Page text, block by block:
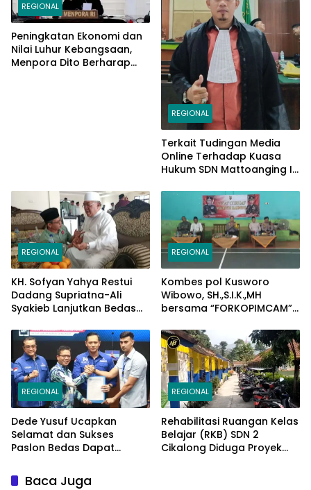
REGIONAL
Peningkatan Ekonomi dan
Nilai Luhur Kebangsaan,
Menpora Dito Berharap
REGIONAL
Terkait Tudingan Media
Online Terhadap Kuasa
Hukum SDN Mattoanging II
Mariso, Ini Penjelasannya
REGIONAL
KH. Sofyan Yahya Restui
Dadang Supriatna-Ali
Syakieb Lanjutkan Bedas
REGIONAL
Kombes pol Kusworo
Wibowo, SH.,S.I.K.,MH
bersama “FORKOPIMCAM”
Jum’at Curhat Jelang
Pemilu Serentak 2024
REGIONAL
Dede Yusuf Ucapkan
Selamat dan Sukses
Paslon Bedas Dapat
Pilbup Bandung
REGIONAL
Rehabilitasi Ruangan Kelas
Belajar (RKB) SDN 2
Cikalong Diduga Proyek
Baca Juga